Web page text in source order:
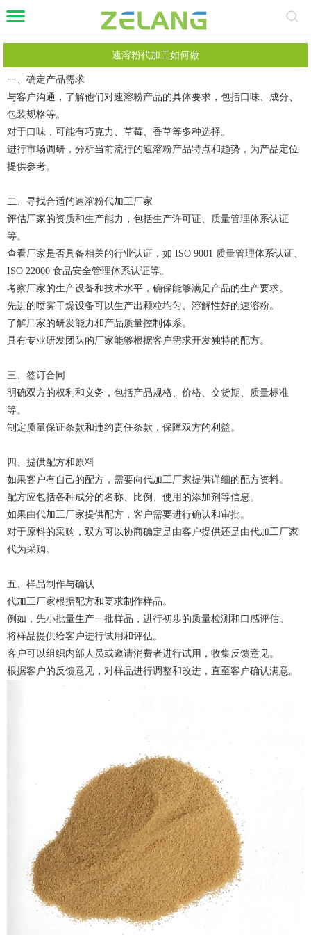
速溶粉代加工如何做
一、确定产品需求
与客户沟通，了解他们对速溶粉产品的具体要求，包括口味、成分、
包装规格等。
对于口味，可能有巧克力、草莓、香草等多种选择。
进行市场调研，分析当前流行的速溶粉产品特点和趋势，为产品定位
提供参考。
二、寻找合适的速溶粉代加工厂家
评估厂家的资质和生产能力，包括生产许可证、质量管理体系认证
等。
查看厂家是否具备相关的行业认证，如 ISO 9001 质量管理体系认证、
ISO 22000 食品安全管理体系认证等。
考察厂家的生产设备和技术水平，确保能够满足产品的生产要求。
先进的喷雾干燥设备可以生产出颗粒均匀、溶解性好的速溶粉。
了解厂家的研发能力和产品质量控制体系。
具有专业研发团队的厂家能够根据客户需求开发独特的配方。
三、签订合同
明确双方的权利和义务，包括产品规格、价格、交货期、质量标准
等。
制定质量保证条款和违约责任条款，保障双方的利益。
四、提供配方和原料
如果客户有自己的配方，需要向代加工厂家提供详细的配方资料。
配方应包括各种成分的名称、比例、使用的添加剂等信息。
如果由代加工厂家提供配方，客户需要进行确认和审批。
对于原料的采购，双方可以协商确定是由客户提供还是由代加工厂家
代为采购。
五、样品制作与确认
代加工厂家根据配方和要求制作样品。
例如，先小批量生产一批样品，进行初步的质量检测和口感评估。
将样品提供给客户进行试用和评估。
客户可以组织内部人员或邀请消费者进行试用，收集反馈意见。
根据客户的反馈意见，对样品进行调整和改进，直至客户确认满意。